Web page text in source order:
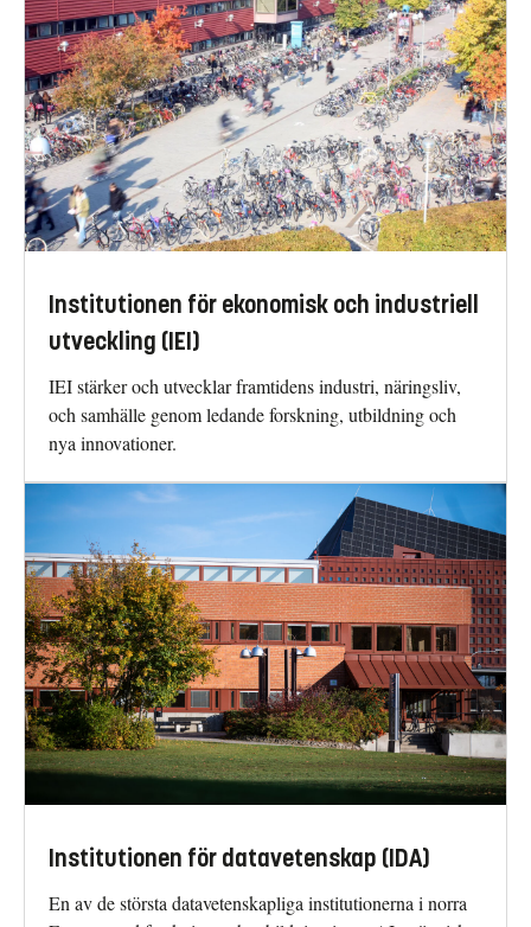
Institutionen för ekonomisk och industriell
utveckling (IEI)
IEI stärker och utvecklar framtidens industri, näringsliv,
och samhälle genom ledande forskning, utbildning och
nya innovationer.
Institutionen för datavetenskap (IDA)
En av de största datavetenskapliga institutionerna i norra